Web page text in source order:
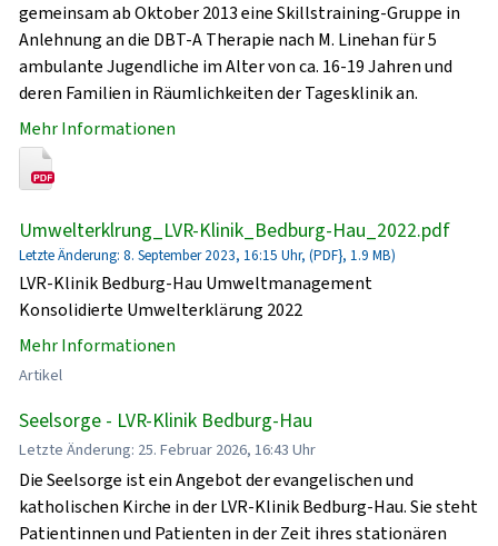
gemeinsam ab Oktober 2013 eine Skillstraining-Gruppe in
Anlehnung an die DBT-A Therapie nach M. Linehan für 5
ambulante Jugendliche im Alter von ca. 16-19 Jahren und
deren Familien in Räumlichkeiten der Tagesklinik an.
Mehr Informationen
Umwelterklrung_LVR-Klinik_Bedburg-Hau_2022.pdf
Letzte Änderung: 8. September 2023, 16:15 Uhr, (PDF}, 1.9 MB)
LVR-Klinik Bedburg-Hau Umweltmanagement
Konsolidierte Umwelterklärung 2022
Mehr Informationen
Artikel
Seelsorge - LVR-Klinik Bedburg-Hau
Letzte Änderung: 25. Februar 2026, 16:43 Uhr
Die Seelsorge ist ein Angebot der evangelischen und
katholischen Kirche in der LVR-Klinik Bedburg-Hau. Sie steht
Patientinnen und Patienten in der Zeit ihres stationären